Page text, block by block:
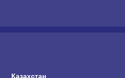
Казахстан